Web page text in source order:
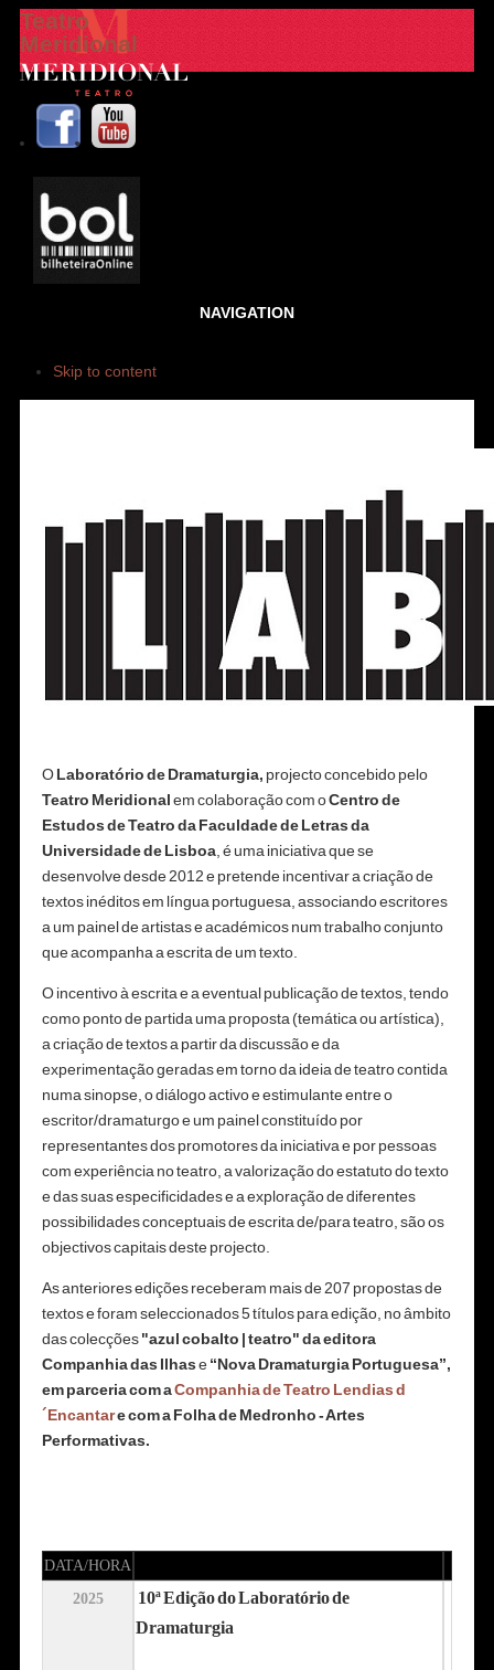
Teatro
Meridional
NAVIGATION
Skip to content
OLaboratório de Dramaturgia, projecto concebido pelo
Teatro Meridionalem colaboração com oCentro de
Estudos de Teatro da Faculdade de Letras da
Universidade de Lisboa , é uma iniciativa que se
desenvolve desde 2012 e pretende incentivar a criação de
textos inéditos em língua portuguesa, associando escritores
a um painel de artistas e académicos num trabalho conjunto
que acompanha a escrita de um texto.
O incentivo à escrita e a eventual publicação de textos, tendo
como ponto de partida uma proposta (temática ou artística),
a criação de textos a partir da discussão e da
experimentação geradas em torno da ideia de teatro contida
numa sinopse, o diálogo activo e estimulante entre o
escritor/dramaturgo e um painel constituído por
representantes dos promotores da iniciativa e por pessoas
com experiência no teatro, a valorização do estatuto do texto
e das suas especificidades e a exploração de diferentes
possibilidades conceptuais de escrita de/para teatro, são os
objectivos capitais deste projecto.
As anteriores edições receberam mais de 207 propostas de
textos e foram seleccionados 5 títulos para edição, no âmbito
das colecções"azul cobalto | teatro" da editora
Companhia das Ilhase“Nova Dramaturgia Portuguesa”,
em parceria com aCompanhia de Teatro Lendias d
´Encantare com a Folha de Medronho - Artes
Performativas.
DATA/HORA
2025
10ª Edição do Laboratório de
Dramaturgia